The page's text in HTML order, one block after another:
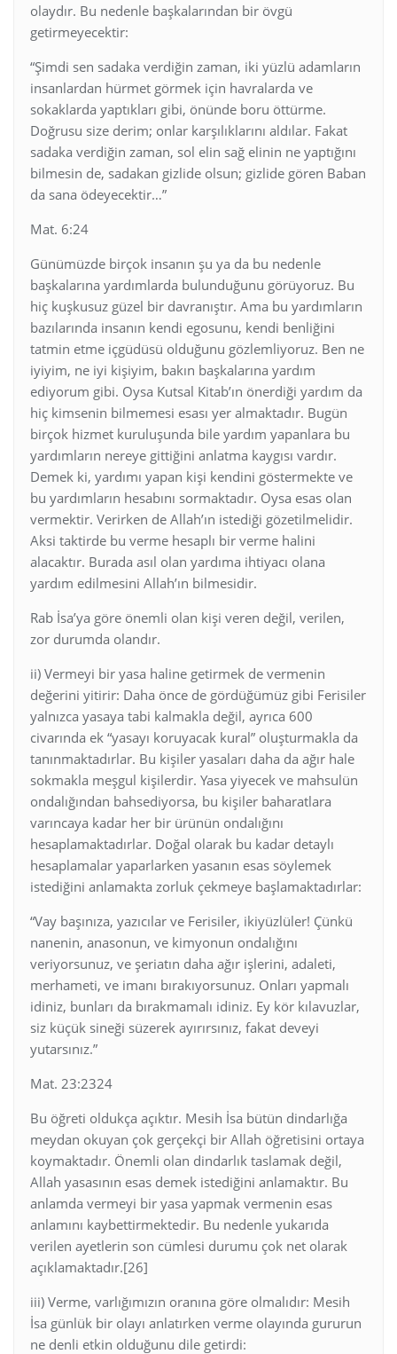
olaydır. Bu nedenle başkalarından bir övgü
getirmeyecektir:
“Şimdi sen sadaka verdiğin zaman, iki yüzlü adamların
insanlardan hürmet görmek için havralarda ve
sokaklarda yaptıkları gibi, önünde boru öttürme.
Doğrusu size derim; onlar karşılıklarını aldılar. Fakat
sadaka verdiğin zaman, sol elin sağ elinin ne yaptığını
bilmesin de, sadakan gizlide olsun; gizlide gören Baban
da sana ödeyecektir…”
Mat. 6:24
Günümüzde birçok insanın şu ya da bu nedenle
başkalarına yardımlarda bulunduğunu görüyoruz. Bu
hiç kuşkusuz güzel bir davranıştır. Ama bu yardımların
bazılarında insanın kendi egosunu, kendi benliğini
tatmin etme içgüdüsü olduğunu gözlemliyoruz. Ben ne
iyiyim, ne iyi kişiyim, bakın başkalarına yardım
ediyorum gibi. Oysa Kutsal Kitab’ın önerdiği yardım da
hiç kimsenin bilmemesi esası yer almaktadır. Bugün
birçok hizmet kuruluşunda bile yardım yapanlara bu
yardımların nereye gittiğini anlatma kaygısı vardır.
Demek ki, yardımı yapan kişi kendini göstermekte ve
bu yardımların hesabını sormaktadır. Oysa esas olan
vermektir. Verirken de Allah’ın istediği gözetilmelidir.
Aksi taktirde bu verme hesaplı bir verme halini
alacaktır. Burada asıl olan yardıma ihtiyacı olana
yardım edilmesini Allah’ın bilmesidir.
Rab İsa’ya göre önemli olan kişi veren değil, verilen,
zor durumda olandır.
ii) Vermeyi bir yasa haline getirmek de vermenin
değerini yitirir: Daha önce de gördüğümüz gibi Ferisiler
yalnızca yasaya tabi kalmakla değil, ayrıca 600
civarında ek “yasayı koruyacak kural” oluşturmakla da
tanınmaktadırlar. Bu kişiler yasaları daha da ağır hale
sokmakla meşgul kişilerdir. Yasa yiyecek ve mahsulün
ondalığından bahsediyorsa, bu kişiler baharatlara
varıncaya kadar her bir ürünün ondalığını
hesaplamaktadırlar. Doğal olarak bu kadar detaylı
hesaplamalar yaparlarken yasanın esas söylemek
istediğini anlamakta zorluk çekmeye başlamaktadırlar:
“Vay başınıza, yazıcılar ve Ferisiler, ikiyüzlüler! Çünkü
nanenin, anasonun, ve kimyonun ondalığını
veriyorsunuz, ve şeriatın daha ağır işlerini, adaleti,
merhameti, ve imanı bırakıyorsunuz. Onları yapmalı
idiniz, bunları da bırakmamalı idiniz. Ey kör kılavuzlar,
siz küçük sineği süzerek ayırırsınız, fakat deveyi
yutarsınız.”
Mat. 23:2324
Bu öğreti oldukça açıktır. Mesih İsa bütün dindarlığa
meydan okuyan çok gerçekçi bir Allah öğretisini ortaya
koymaktadır. Önemli olan dindarlık taslamak değil,
Allah yasasının esas demek istediğini anlamaktır. Bu
anlamda vermeyi bir yasa yapmak vermenin esas
anlamını kaybettirmektedir. Bu nedenle yukarıda
verilen ayetlerin son cümlesi durumu çok net olarak
açıklamaktadır.[26]
iii) Verme, varlığımızın oranına göre olmalıdır: Mesih
İsa günlük bir olayı anlatırken verme olayında gururun
ne denli etkin olduğunu dile getirdi: